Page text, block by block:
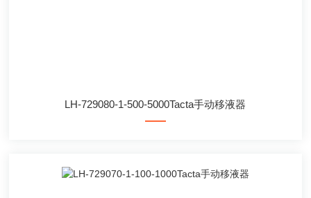
LH-729080-1-500-5000Tacta手动移液器